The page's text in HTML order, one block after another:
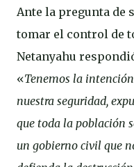
Ante la pregunta de
tomar el control de
Netanyahu
«Tenemos la
nuestra seguridad,
que toda la población
un gobierno civil que